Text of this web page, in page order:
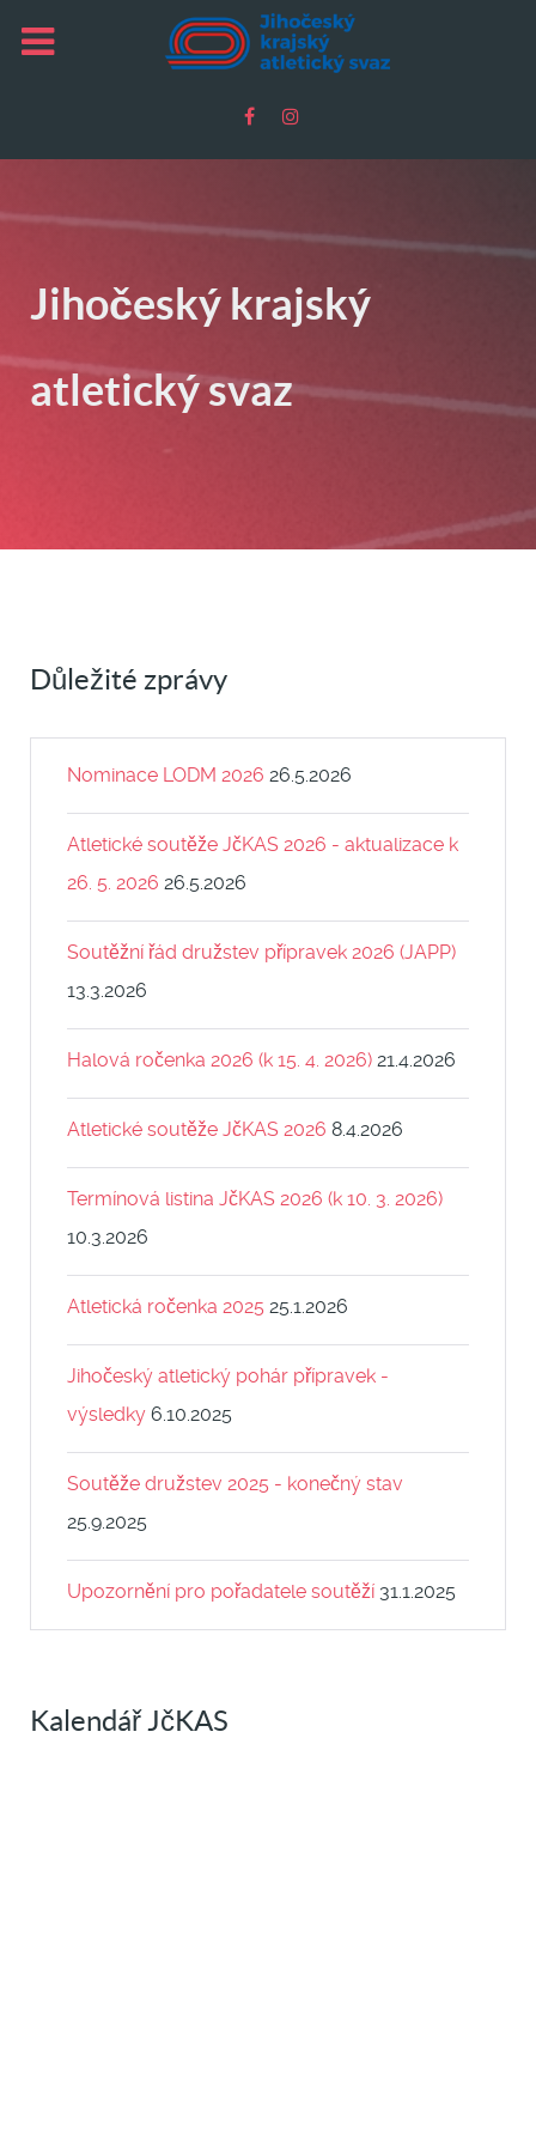
Jihočeský krajský
atletický svaz
Důležité zprávy
Nominace LODM 2026 26.5.2026
Atletické soutěže JčKAS 2026 - aktualizace k
26. 5. 2026 26.5.2026
Soutěžní řád družstev přípravek 2026 (JAPP)
13.3.2026
Halová ročenka 2026 (k 15. 4. 2026) 21.4.2026
Atletické soutěže JčKAS 2026 8.4.2026
Termínová listina JčKAS 2026 (k 10. 3. 2026)
10.3.2026
Atletická ročenka 2025 25.1.2026
Jihočeský atletický pohár přípravek -
výsledky 6.10.2025
Soutěže družstev 2025 - konečný stav
25.9.2025
Upozornění pro pořadatele soutěží 31.1.2025
Kalendář JčKAS